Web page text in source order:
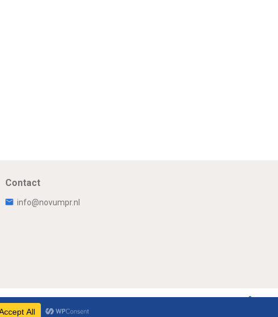
Contact
info@novumpr.nl